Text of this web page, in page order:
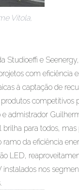
Vitola,
Studioeffi e
com eficiência
à captação de
competitivos
admistrador
brilha para todos,
ramo da eficiência
LED,
nos